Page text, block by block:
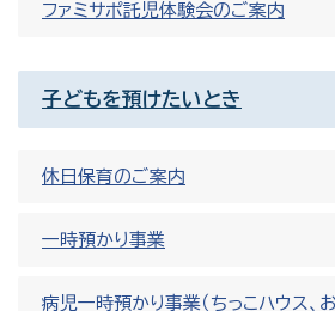
ファミサポ託児体験会のご案内
子どもを預けたいとき
休日保育のご案内
一時預かり事業
病児一時預かり事業（ちっこハウス、